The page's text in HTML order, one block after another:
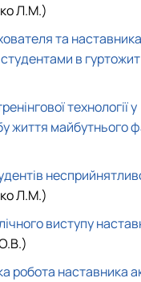
Л.М.)
та наставника
студентами в
технології у
життя майбутнього
Л.М.)
виступу
робота наставника